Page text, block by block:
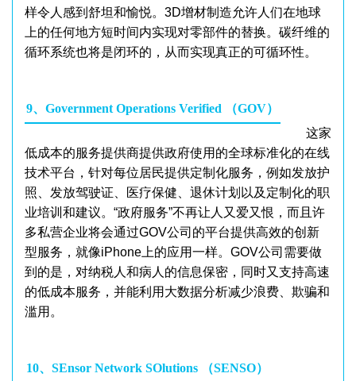
样令人感到舒坦和愉悦。3D增材制造允许人们在地球
上的任何地方短时间内实现对零部件的替换。碳纤维的
循环系统也将是闭环的，从而实现真正的可循环性。
9、Government Operations Verified （GOV）
这家
低成本的服务提供商提供政府使用的全球标准化的在线
技术平台，针对每位居民提供定制化服务，例如发放护
照、发放驾驶证、医疗保健、退休计划以及定制化的职
业培训和建议。“政府服务”不再让人又爱又恨，而且许
多私营企业将会通过GOV公司的平台提供高效的创新
型服务，就像iPhone上的应用一样。GOV公司需要做
到的是，对纳税人和病人的信息保密，同时又支持高速
的低成本服务，并能利用大数据分析减少浪费、欺骗和
滥用。
10、SEnsor Network SOlutions （SENSO）